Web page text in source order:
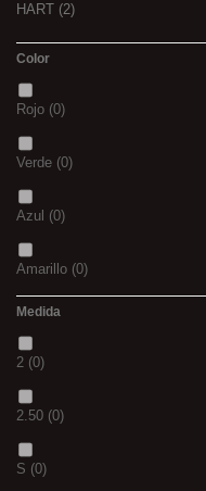
HART (2)
Color
Rojo (0)
Verde (0)
Azul (0)
Amarillo (0)
(0)
(0)
BLACK & RED
Medida
2 (0)
2.50 (0)
S (0)